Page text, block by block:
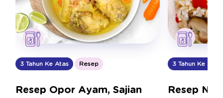
3 Tahun Ke Atas Resep
Resep Opor Ayam, Sajian
3 Tahun Ke Atas
Resep